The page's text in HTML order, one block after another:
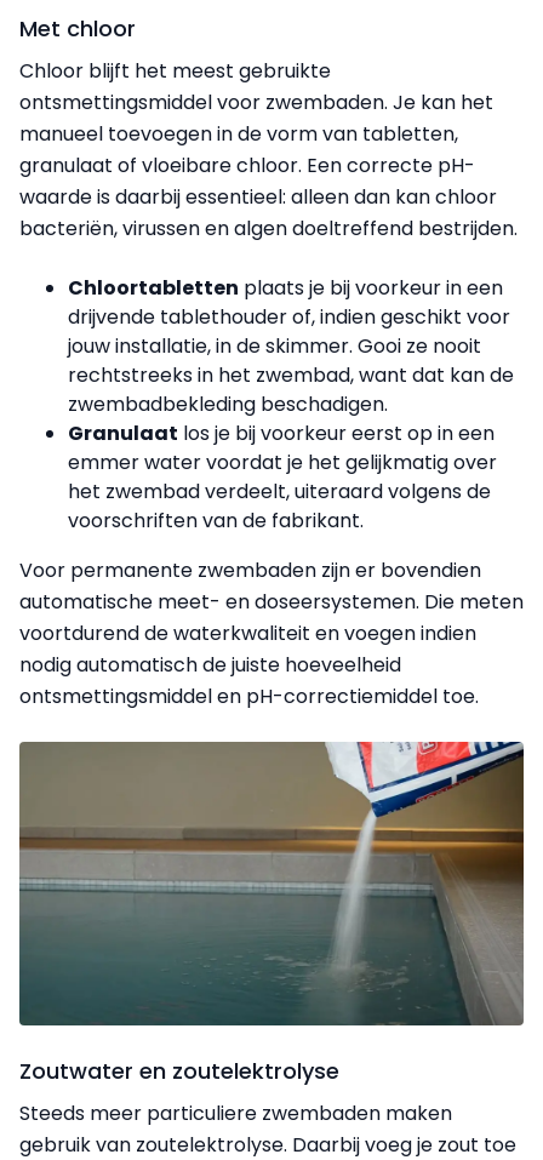
Met chloor
Chloor blijft het meest gebruikte
ontsmettingsmiddel voor zwembaden. Je kan het
manueel toevoegen in de vorm van tabletten,
granulaat of vloeibare chloor. Een correcte pH-
waarde is daarbij essentieel: alleen dan kan chloor
bacteriën, virussen en algen doeltreffend bestrijden.
Chloortabletten plaats je bij voorkeur in een
drijvende tablethouder of, indien geschikt voor
jouw installatie, in de skimmer. Gooi ze nooit
rechtstreeks in het zwembad, want dat kan de
zwembadbekleding beschadigen.
Granulaat los je bij voorkeur eerst op in een
emmer water voordat je het gelijkmatig over
het zwembad verdeelt, uiteraard volgens de
voorschriften van de fabrikant.
Voor permanente zwembaden zijn er bovendien
automatische meet- en doseersystemen. Die meten
voortdurend de waterkwaliteit en voegen indien
nodig automatisch de juiste hoeveelheid
ontsmettingsmiddel en pH-correctiemiddel toe.
Zoutwater en zoutelektrolyse
Steeds meer particuliere zwembaden maken
gebruik van zoutelektrolyse. Daarbij voeg je zout toe